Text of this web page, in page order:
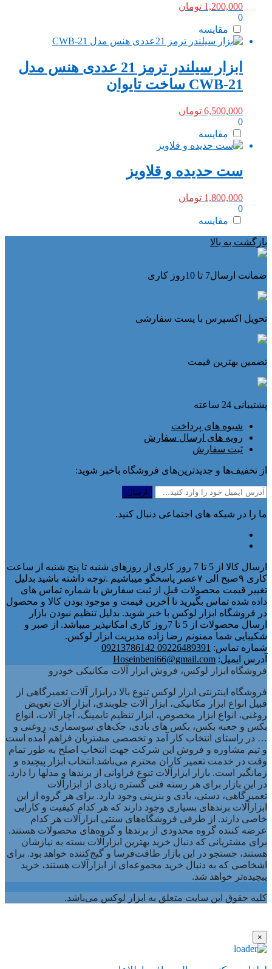
1,200,000 تومان
0
مقایسه
ابزار سیلندر ترمز 21 عددی هنس مدل
CWB-21 ساخت تایوان
6,500,000 تومان
0
مقایسه
ست حدیده و قلاویز
1,800,000 تومان
0
مقایسه
بازگشت به بالا
ضمانت ارسال7 تا 10روز کاری
تحویل اکسپرس با پست سفارشی
تضمین بهترین قیمت
پشتیبانی 24 ساعته
شیوه های پرداخت
رویه های ارسال سفارش
ثبت سفارش
از تخفیف‌ها و جدیدترین‌های فروشگاه باخبر شوید:
ما را در شبکه های اجتماعی دنبال کنید.
ارسال کالا از 5 تا 7 روز کاری از روزهای شنبه تا پنج شنبه از ساعت
کاری ۹صبح الی ۷عصر پاسخگو میباشیم .توجه داشته باشید بدلیل
تغییر قیمت محصولات قبل از ثبت سفارش با شماره تماس های
داده شده تماس بگیرید تا آخرین قیمت و موجود بودن کالا و محصول
در فروشگاه ابزار لوکس با خبر شوید. بدلیل تنظیم نبودن بازار
ارسال محصولات از 5 تا 7روز کاری امکانپذیر میباشد. از صبر و
شکیبایی شما ممنونم رضا زاده مدیریت ابزار لوکس.
شماره تماس: 09226489391 09213786142
آدرس ایمیل: Hoseinbeni66@gmail.com
فروشگاه ابزار لوکس، فروش ابزار آلات مکانیکی خودرو
فروشگاه اینترنتی ابزار لوکس تنوع بالا درابزار آلات تعمیرگاهی از
قبیل انواع ابزار مکانیکی، ابزار آلات جلوبندی، ابزار آلات تعویض
روغنی، انواع ابزار مخصوص، ابزار تنظیم تایمینگ، آچار آلات، انواع
بکس و جعبه بکس، بکس های بادی، جک‌های سوسماری، روغنی و
… در راستای انتخاب کار آمد و تخصصی مشتریان فراهم آمده است
و تیم مشاوره و فروش این شرکت جهت انتخاب اصلح به طور تمام
وقت در خدمت تعمیر کاران محترم می‌باشد.انتخاب ابزار پیچیده و
زمانگیر است. بازار ابزارآلات تنوع فراوانی از برندها و مدلها را دارد.
در این بازار برای هر رسته فنی گستره زیادی از ابزارآلات
تعمیرگاهی، دستی، بادی و بنزینی وجود دارد. برای هر گروه از این
ابزارآلات برندهای بسیاری وجود دارند که هر کدام کیفیت و کارایی
خاصی دارند. از طرفی فروشگاه‌های سنتی ابزارآلات هر کدام
عرضه کننده گروه محدودی از برندها و گروه‌های محصولات هستند.
برای مشتریانی که دنبال خرید بهترین ابزارآلات بسته به نیازشان
هستند، جستجو در این بازار طاقت‌فرسا و گیج‌کننده خواهد بود. برای
اشخاصی که به دنبال خرید مجموعه‌ای از ابزارآلات هستند، خرید
پیچیده‌تر خواهد شد.
کلیه حقوق این سایت متعلق به ابزار لوکس می‌باشد.
×